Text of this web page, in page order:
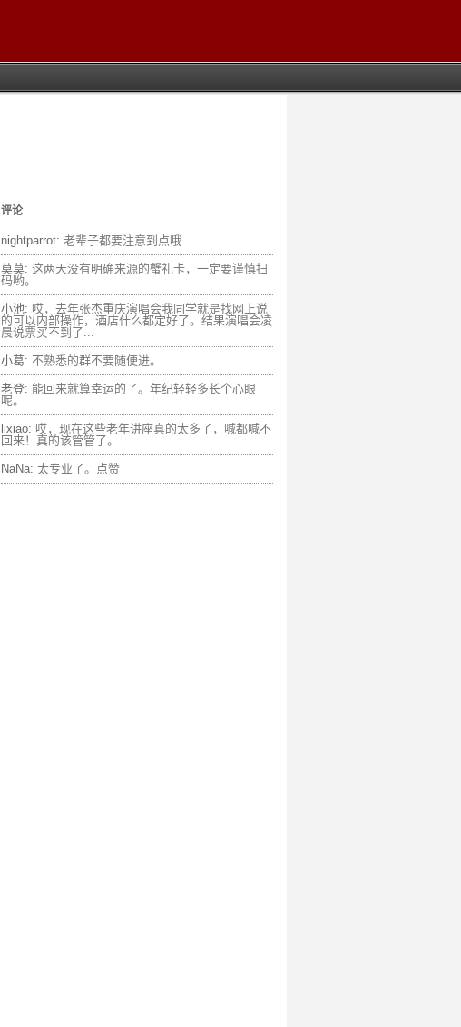
评论
nightparrot: 老辈子都要注意到点哦
莫莫: 这两天没有明确来源的蟹礼卡，一定要谨慎扫
码哟。
小池: 哎，去年张杰重庆演唱会我同学就是找网上说
的可以内部操作，酒店什么都定好了。结果演唱会凌
晨说票买不到了...
小葛: 不熟悉的群不要随便进。
老登: 能回来就算幸运的了。年纪轻轻多长个心眼
呢。
lixiao: 哎，现在这些老年讲座真的太多了，喊都喊不
回来！真的该管管了。
NaNa: 太专业了。点赞